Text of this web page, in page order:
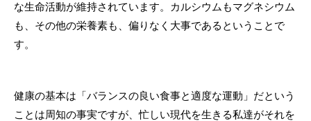
な生命活動が維持されています。カルシウムもマグネシウム
も、その他の栄養素も、偏りなく大事であるということで
す。
健康の基本は「バランスの良い食事と適度な運動」だという
ことは周知の事実ですが、忙しい現代を生きる私達がそれを